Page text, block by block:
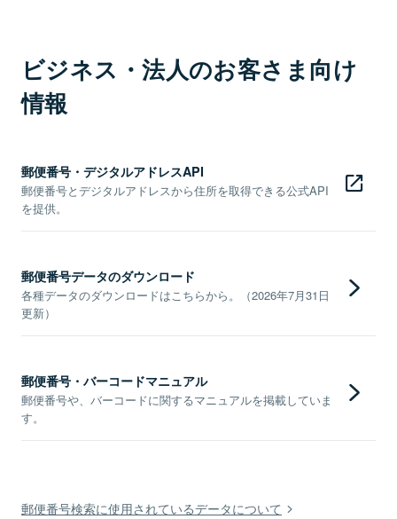
ビジネス・法人のお客さま向け
情報
郵便番号・デジタルアドレスAPI
郵便番号とデジタルアドレスから住所を取得できる公式API
を提供。
郵便番号データのダウンロード
各種データのダウンロードはこちらから。（2026年7月31日
更新）
郵便番号・バーコードマニュアル
郵便番号や、バーコードに関するマニュアルを掲載していま
す。
郵便番号検索に使用されているデータについて